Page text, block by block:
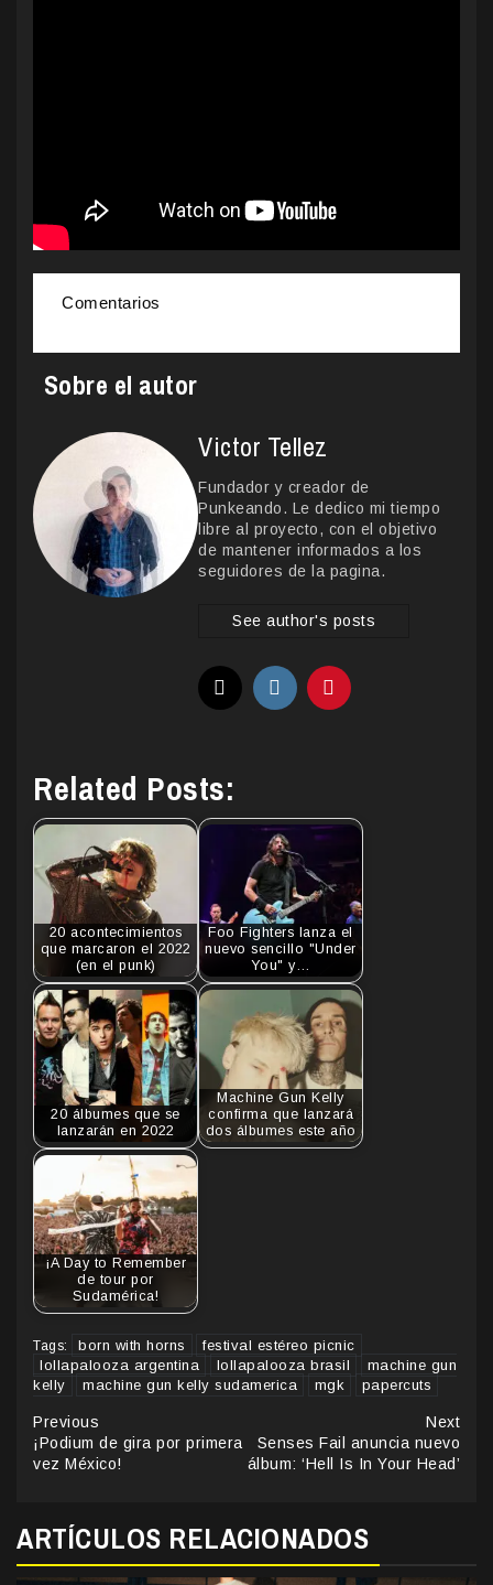
Comentarios
Sobre el autor
Victor Tellez
Fundador y creador de
Punkeando. Le dedico mi tiempo
libre al proyecto, con el objetivo
de mantener informados a los
seguidores de la pagina.
See author's posts
Related Posts:
20 acontecimientos
que marcaron el 2022
(en el punk)
Foo Fighters lanza el
nuevo sencillo "Under
You" y…
20 álbumes que se
lanzarán en 2022
Machine Gun Kelly
confirma que lanzará
dos álbumes este año
¡A Day to Remember
de tour por
Sudamérica!
Tags: born with horns
festival estéreo picnic
lollapalooza argentina
lollapalooza brasil
machine gun
kelly
machine gun kelly sudamerica mgk papercuts
Continue
Reading
Previous
¡Podium de gira por primera
vez México!
Next
Senses Fail anuncia nuevo
álbum: ‘Hell Is In Your Head’
ARTÍCULOS RELACIONADOS